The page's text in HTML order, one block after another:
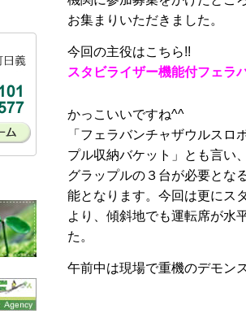
お集まりいただきました。
今回の主役はこちら!!
スタビライザー機能付フェラ
かっこいいですね^^
「フェラバンチャザウルス
プル収納バケット」とも言い
グラップルの３台が必要とな
能となります。今回は更にス
より、傾斜地でも運転席が水
た。
午前中は現場で重機のデモン